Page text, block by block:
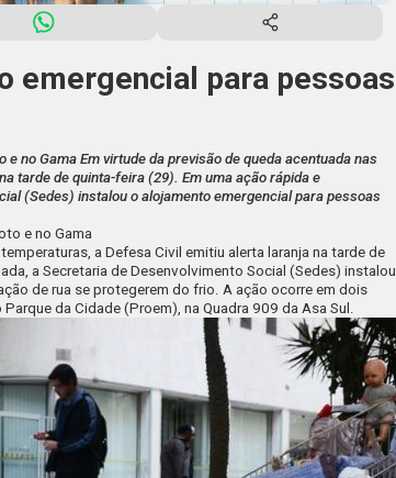
emergencial para pessoas
no Gama Em virtude da previsão de queda acentuada nas
tarde de quinta-feira (29). Em uma ação rápida e
(Sedes) instalou o alojamento emergencial para pessoas
e no Gama
a Defesa Civil emitiu alerta laranja na tarde de
a Secretaria de Desenvolvimento Social (Sedes) instalou
de rua se protegerem do frio. A ação ocorre em dois
da Cidade (Proem), na Quadra 909 da Asa Sul.